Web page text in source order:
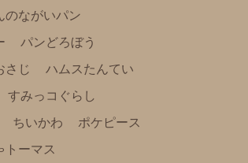
スのパッケージセット）
のながいパン
パンどろぼう
さじ
ハムスたんてい
すみっコぐらし
ちいかわ
ポケピース
トーマス